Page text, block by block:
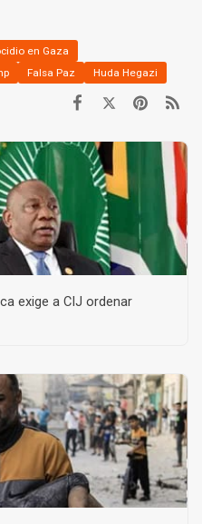
en Gaza
Falsa Paz Huda Hegazi
exige a CIJ ordenar